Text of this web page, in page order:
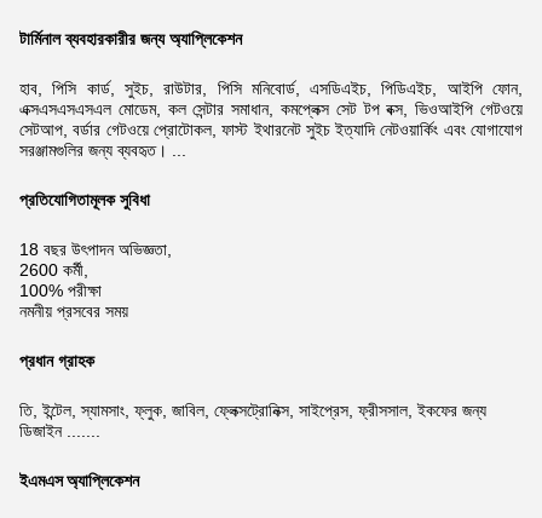
টার্মিনাল ব্যবহারকারীর জন্য অ্যাপ্লিকেশন
হাব, পিসি কার্ড, সুইচ, রাউটার, পিসি মনিবোর্ড, এসডিএইচ, পিডিএইচ, আইপি ফোন,
এক্সএসএসএসএল মোডেম, কল সেন্টার সমাধান, কমপ্লেক্স সেট টপ বক্স, ভিওআইপি গেটওয়ে
সেটআপ, বর্ডার গেটওয়ে প্রোটোকল, ফাস্ট ইথারনেট সুইচইত্যাদি নেটওয়ার্কিং এবং যোগাযোগ
সরঞ্জামগুলির জন্য ব্যবহৃত।
প্রতিযোগিতামূলক সুবিধা
18 বছর উৎপাদন অভিজ্ঞতা,
2600 কর্মী,
100% পরীক্ষা
নমনীয় প্রসবের সময়
প্রধান গ্রাহক
তি, ইন্টেল, স্যামসাং, ফ্লুক, জাবিল, ফ্লেক্সট্রোনিক্স, সাইপ্রেস, ফ্রীসসাল, ইকফের জন্য
ডিজাইন .......
ইএমএস অ্যাপ্লিকেশন